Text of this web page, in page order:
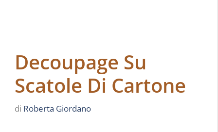
Decoupage Su
Scatole Di Cartone
di Roberta Giordano